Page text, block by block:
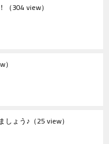
（304 view）
）
しょう♪ （25 view）